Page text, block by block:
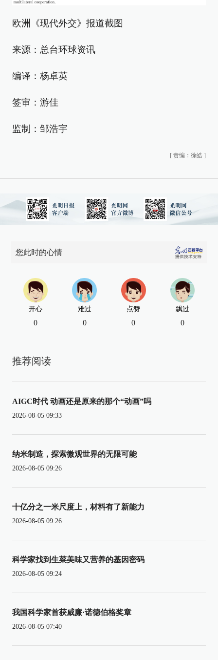
欧洲《现代外交》报道截图
来源：总台环球资讯
编译：杨卓英
签审：游佳
监制：邹浩宇
[ 责编：徐皓 ]
您此时的心情
开心
0
难过
0
点赞
0
飘过
0
推荐阅读
AIGC时代 动画还是原来的那个“动画”吗
2026-08-05 09:33
纳米制造，探索微观世界的无限可能
2026-08-05 09:26
十亿分之一米尺度上，材料有了新能力
2026-08-05 09:26
科学家找到生菜美味又营养的基因密码
2026-08-05 09:24
我国科学家首获威廉·诺德伯格奖章
2026-08-05 07:40